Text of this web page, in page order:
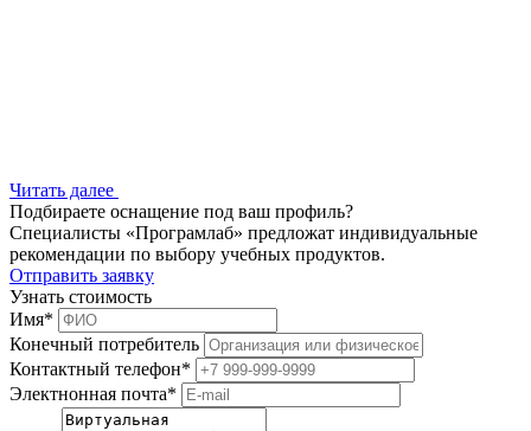
Читать далее
Подбираете оснащение под ваш профиль?
Специалисты «Програмлаб» предложат индивидуальные
рекомендации по выбору учебных продуктов.
Отправить заявку
Узнать стоимость
Имя*
Конечный потребитель
Контактный телефон*
Электнонная почта*